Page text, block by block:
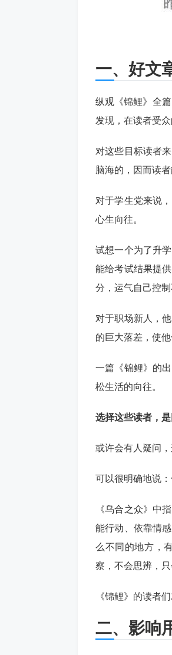
一、好文
纵观《锦鲤》全
发现，在读者受
对这些目标读者
脑海的，因而读
对于学生党来说
心生向往。
试想一个为了升
能给考试结果提
分，运气自己控制
对于职场新人，
的巨大落差，使他
一篇《锦鲤》的
松生活的向往。
选择这些读者，
或许会有人疑问
可以很明确地说：
《乌合之众》中
能行动、依靠情
么不同的地方，
察，不会思辨，只
《锦鲤》的读者
二、影响